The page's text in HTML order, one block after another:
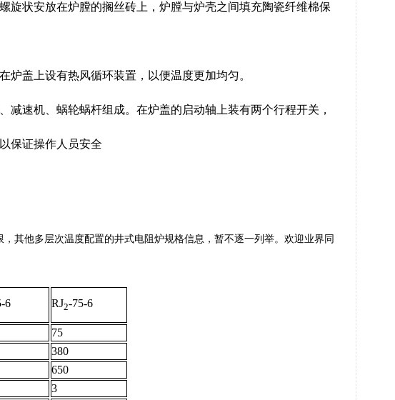
旋状安放在炉膛的搁丝砖上，炉膛与炉壳之间填充陶瓷纤维棉保
盖上设有热风循环装置，以便温度更加均匀。
速机、蜗轮蜗杆组成。在炉盖的启动轴上装有两个行程开关，
保证操作人员安全
其他多层次温度配置的井式电阻炉规格信息，暂不逐一列举。欢迎业界同
-6 RJ2-75-6
75
380
650
3